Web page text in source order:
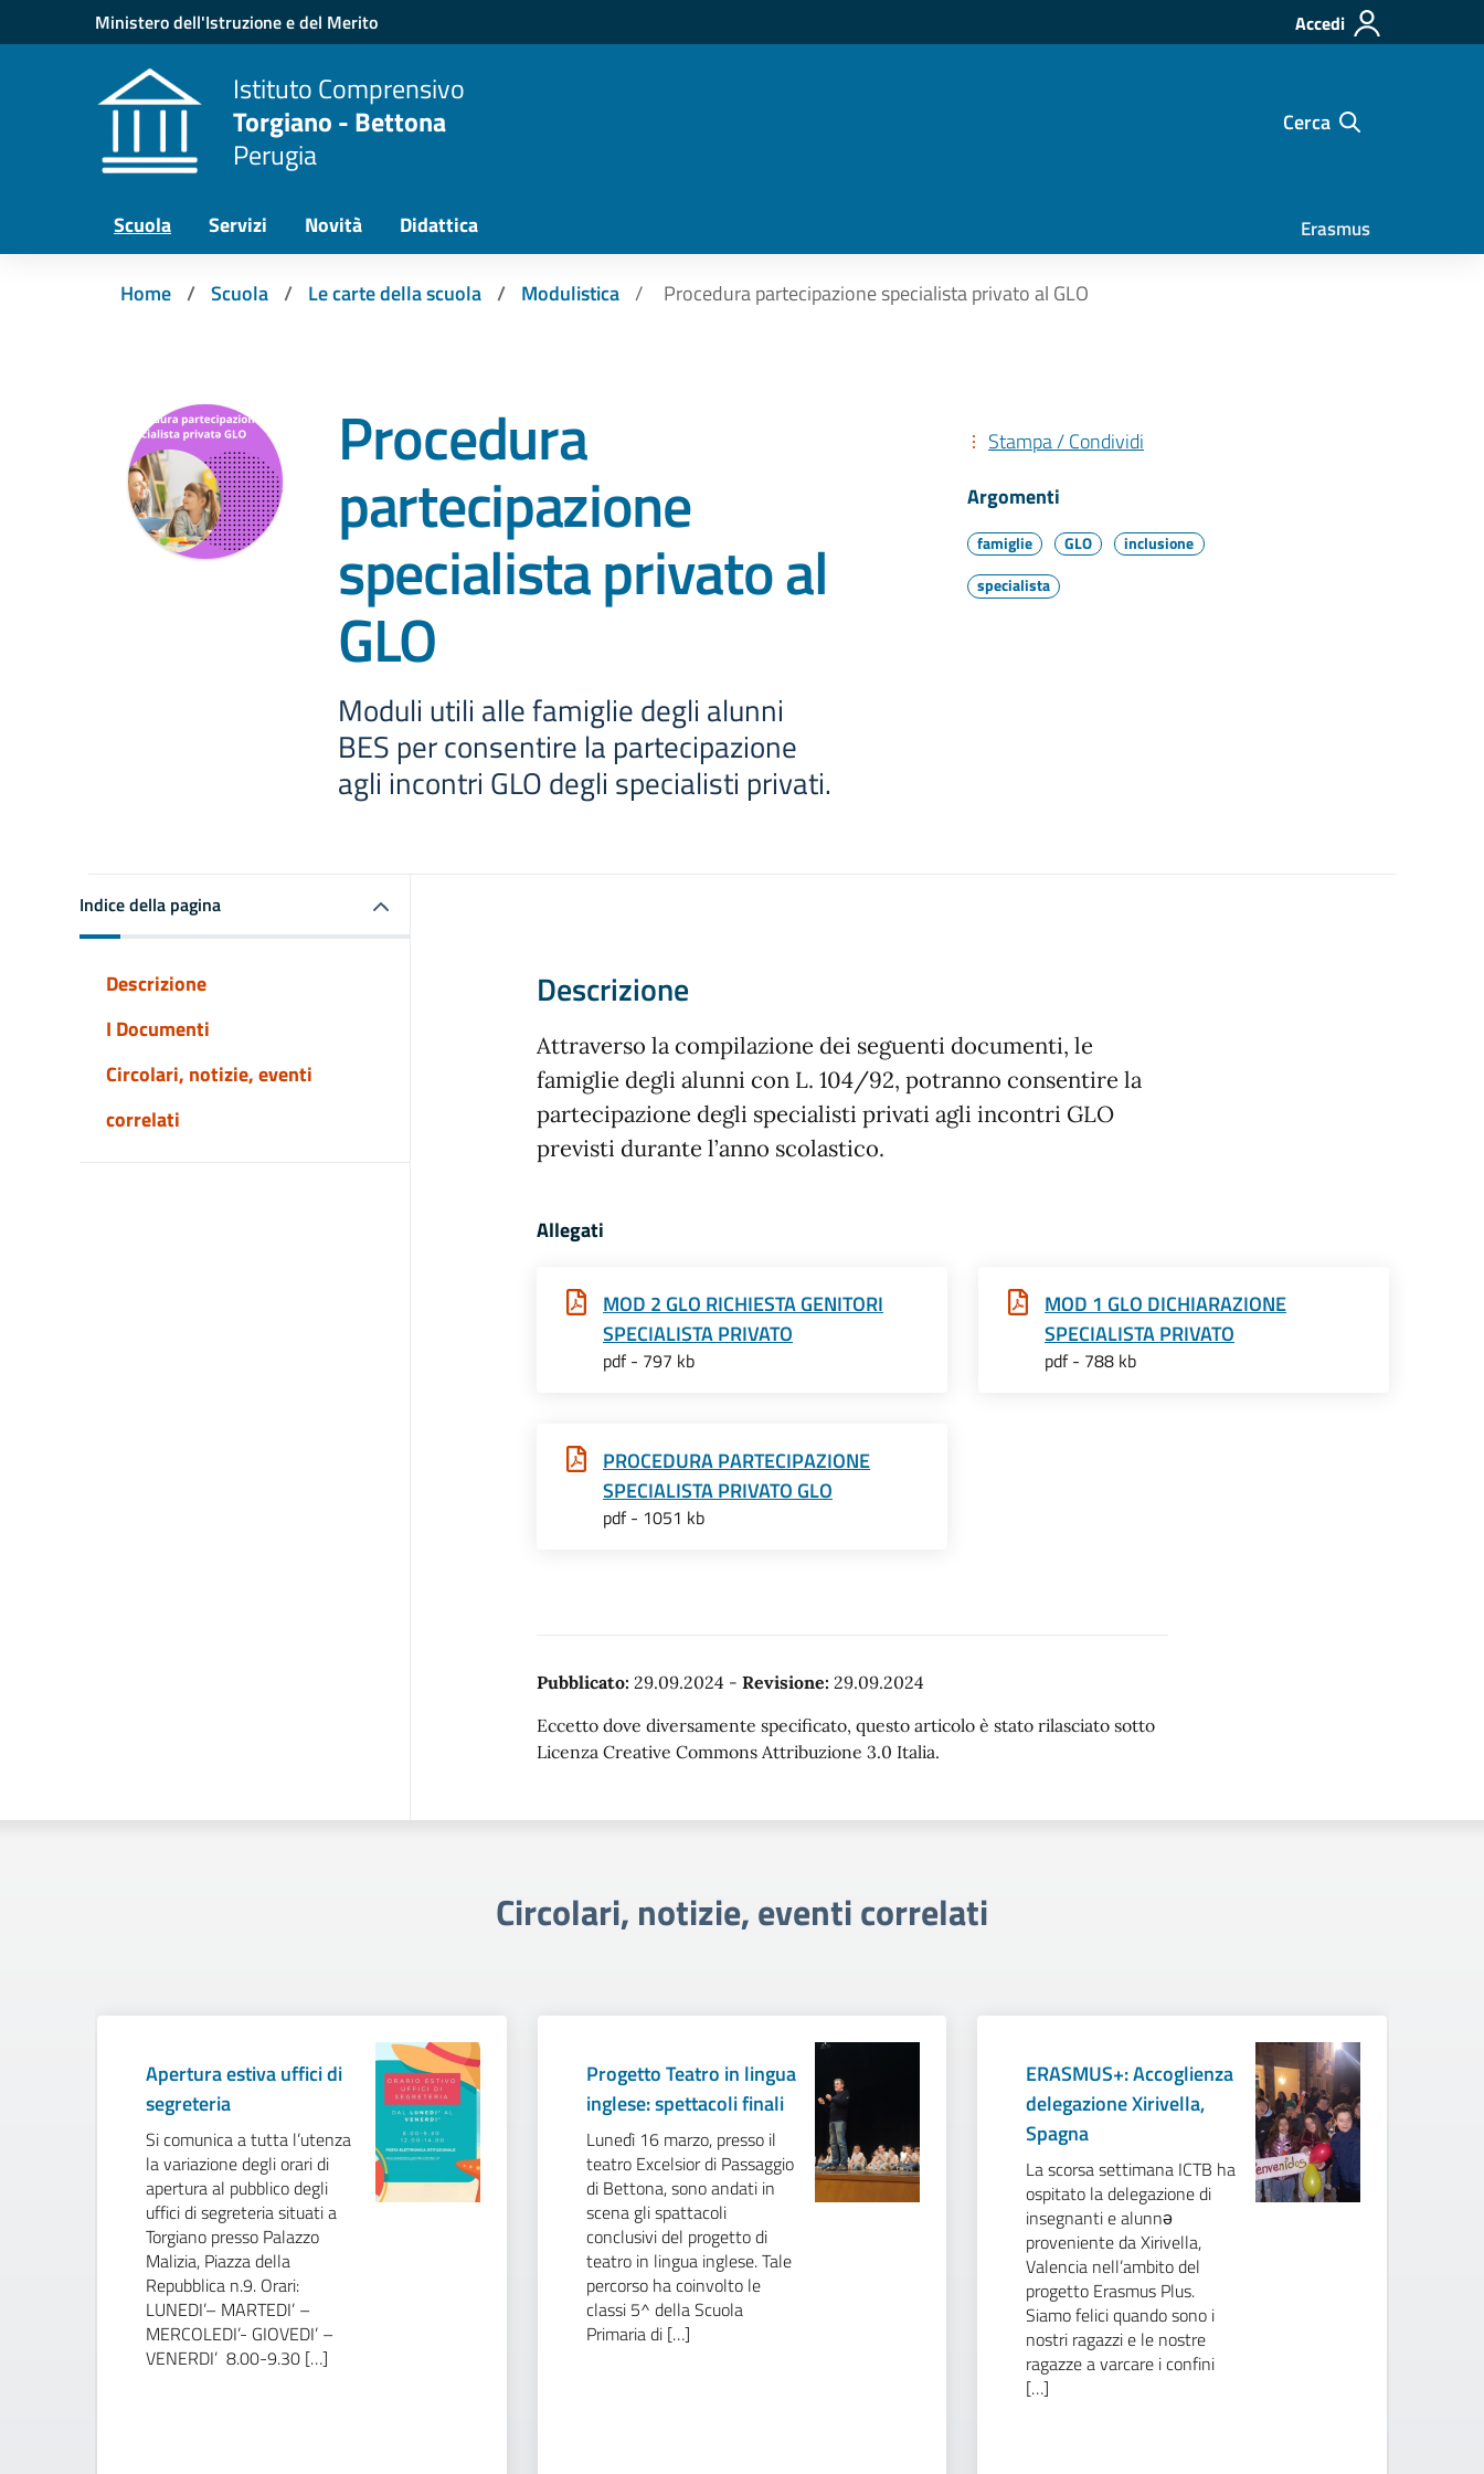
Vai ai contenuti
Vai al menu di navigazione
Ministero dell'Istruzione e del Merito Accedi
Istituto Comprensivo
Torgiano - Bettona
Perugia
Cerca
Scuola Servizi Novità Didattica Erasmus
Home Scuola Le carte della scuola Modulistica Procedura partecipazione specialista privato al GLO
Procedura
partecipazione
specialista privato al
GLO
Moduli utili alle famiglie degli alunni
BES per consentire la partecipazione
agli incontri GLO degli specialisti privati.
Stampa / Condividi
Argomenti
famiglie GLO
inclusione
specialista
Indice della pagina
Descrizione
I Documenti
Circolari, notizie, eventi
correlati
Descrizione
Attraverso la compilazione dei seguenti documenti, le
famiglie degli alunni con L. 104/92, potranno consentire la
partecipazione degli specialisti privati agli incontri GLO
previsti durante l’anno scolastico.
Allegati
MOD 2 GLO RICHIESTA GENITORI
SPECIALISTA PRIVATO
pdf - 797 kb
MOD 1 GLO DICHIARAZIONE
SPECIALISTA PRIVATO
pdf - 788 kb
PROCEDURA PARTECIPAZIONE
SPECIALISTA PRIVATO GLO
pdf - 1051 kb
Pubblicato: 29.09.2024 - Revisione: 29.09.2024
Eccetto dove diversamente specificato, questo articolo è stato rilasciato sotto
Licenza Creative Commons Attribuzione 3.0 Italia.
Circolari, notizie, eventi correlati
Apertura estiva uffici di
segreteria
Si comunica a tutta l’utenza
la variazione degli orari di
apertura al pubblico degli
uffici di segreteria situati a
Torgiano presso Palazzo
Malizia, Piazza della
Repubblica n.9. Orari:
LUNEDI’– MARTEDI’ –
MERCOLEDI’- GIOVEDI’ –
VENERDI’ 8.00-9.30 […]
Progetto Teatro in lingua
inglese: spettacoli finali
Lunedì 16 marzo, presso il
teatro Excelsior di Passaggio
di Bettona, sono andati in
scena gli spattacoli
conclusivi del progetto di
teatro in lingua inglese. Tale
percorso ha coinvolto le
classi 5^ della Scuola
Primaria di […]
ERASMUS+: Accoglienza
delegazione Xirivella,
Spagna
La scorsa settimana ICTB ha
ospitato la delegazione di
insegnanti e alunnə
proveniente da Xirivella,
Valencia nell’ambito del
progetto Erasmus Plus.
Siamo felici quando sono i
nostri ragazzi e le nostre
ragazze a varcare i confini
[…]